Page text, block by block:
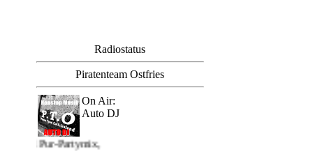
Radiostatus
Piratenteam Ostfries
On Air:
Auto DJ
Titel Pur-Partymix,